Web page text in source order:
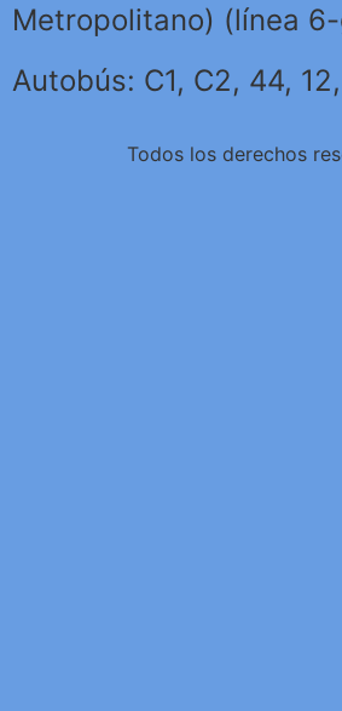
Metropolitano) (línea
Autobús: C1, C2, 44,
Todos los derechos